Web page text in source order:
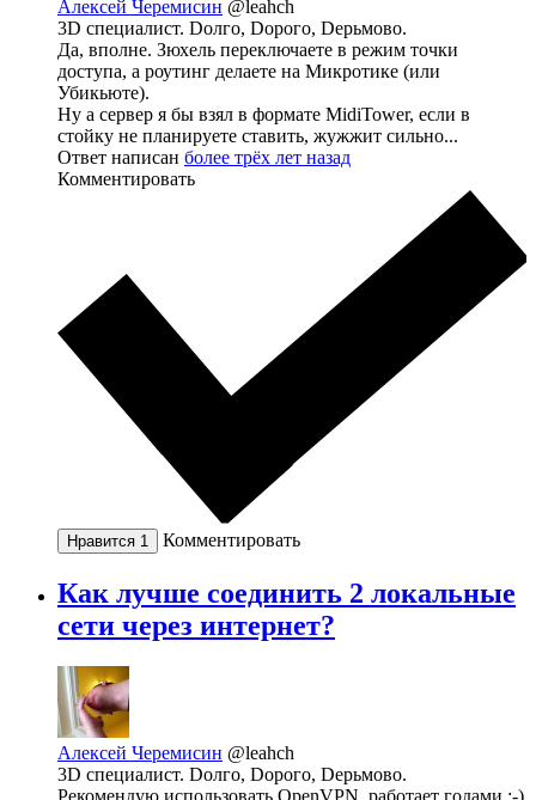
Алексей Черемисин @leahch
3D специалист. Dолго, Dорого, Dерьмово.
Да, вполне. Зюхель переключаете в режим точки
доступа, а роутинг делаете на Микротике (или
Убикьюте).
Ну а сервер я бы взял в формате MidiTower, если в
стойку не планируете ставить, жужжит сильно...
Ответ написан более трёх лет назад
Комментировать
Нравится 1 Комментировать
Как лучше соединить 2 локальные
сети через интернет?
Алексей Черемисин @leahch
3D специалист. Dолго, Dорого, Dерьмово.
Рекомендую использовать OpenVPN, работает годами :-)